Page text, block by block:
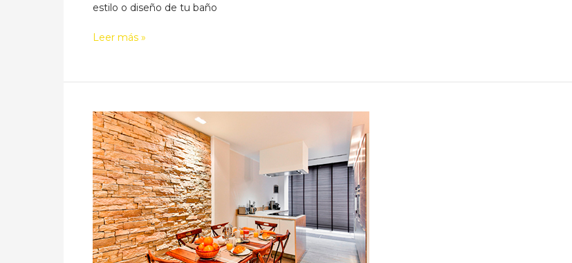
estilo o diseño de tu baño
Los
básicos
reformar
tu
baño
Leer más »